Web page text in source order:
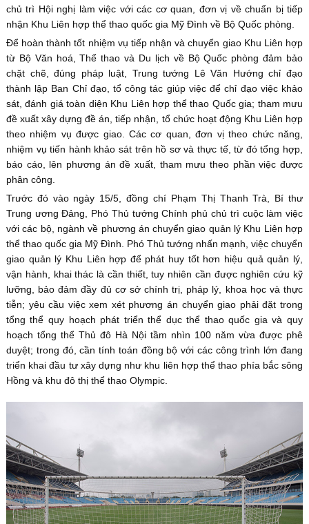
chủ trì Hội nghị làm việc với các cơ quan, đơn vị về chuẩn bị tiếp
nhận Khu Liên hợp thể thao quốc gia Mỹ Đình về Bộ Quốc phòng.
Để hoàn thành tốt nhiệm vụ tiếp nhận và chuyển giao Khu Liên hợp
từ Bộ Văn hoá, Thể thao và Du lịch về Bộ Quốc phòng đảm bảo
chặt chẽ, đúng pháp luật, Trung tướng Lê Văn Hướng chỉ đạo
thành lập Ban Chỉ đạo, tổ công tác giúp việc để chỉ đạo việc khảo
sát, đánh giá toàn diện Khu Liên hợp thể thao Quốc gia; tham mưu
đề xuất xây dựng đề án, tiếp nhận, tổ chức hoạt động Khu Liên hợp
theo nhiệm vụ được giao. Các cơ quan, đơn vị theo chức năng,
nhiệm vụ tiến hành khảo sát trên hồ sơ và thực tế, từ đó tổng hợp,
báo cáo, lên phương án đề xuất, tham mưu theo phần việc được
phân công.
Trước đó vào ngày 15/5, đồng chí Phạm Thị Thanh Trà, Bí thư
Trung ương Đảng, Phó Thủ tướng Chính phủ chủ trì cuộc làm việc
với các bộ, ngành về phương án chuyển giao quản lý Khu Liên hợp
thể thao quốc gia Mỹ Đình. Phó Thủ tướng nhấn mạnh, việc chuyển
giao quản lý Khu Liên hợp để phát huy tốt hơn hiệu quả quản lý,
vận hành, khai thác là cần thiết, tuy nhiên cần được nghiên cứu kỹ
lưỡng, bảo đảm đầy đủ cơ sở chính trị, pháp lý, khoa học và thực
tiễn; yêu cầu việc xem xét phương án chuyển giao phải đặt trong
tổng thể quy hoạch phát triển thể dục thể thao quốc gia và quy
hoạch tổng thể Thủ đô Hà Nội tầm nhìn 100 năm vừa được phê
duyệt; trong đó, cần tính toán đồng bộ với các công trình lớn đang
triển khai đầu tư xây dựng như khu liên hợp thể thao phía bắc sông
Hồng và khu đô thị thể thao Olympic.